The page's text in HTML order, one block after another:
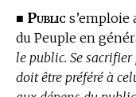
■ Public s’emploie
du Peuple en
le public. Se
doit être préféré à